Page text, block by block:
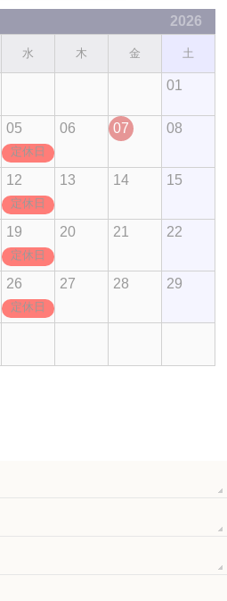
2026
水 木 金 土
01
05
定休日
06 07 08
12
定休日
13 14 15
19
定休日
20 21 22
26
定休日
27 28 29